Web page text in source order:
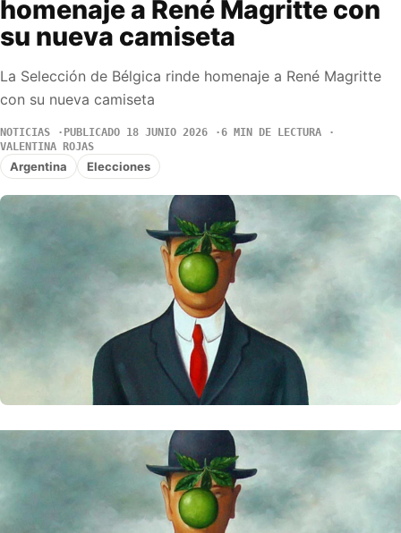
homenaje a René Magritte con
su nueva camiseta
La Selección de Bélgica rinde homenaje a René Magritte
con su nueva camiseta
NOTICIAS PUBLICADO 18 JUNIO 2026
6 MIN DE LECTURA
VALENTINA ROJAS
Argentina Elecciones